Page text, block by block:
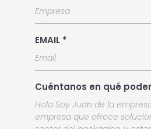
EMAIL *
Cuéntanos en qué